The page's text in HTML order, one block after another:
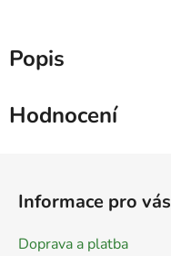
Popis
Hodnocení
Informace pro vás
Doprava a platba